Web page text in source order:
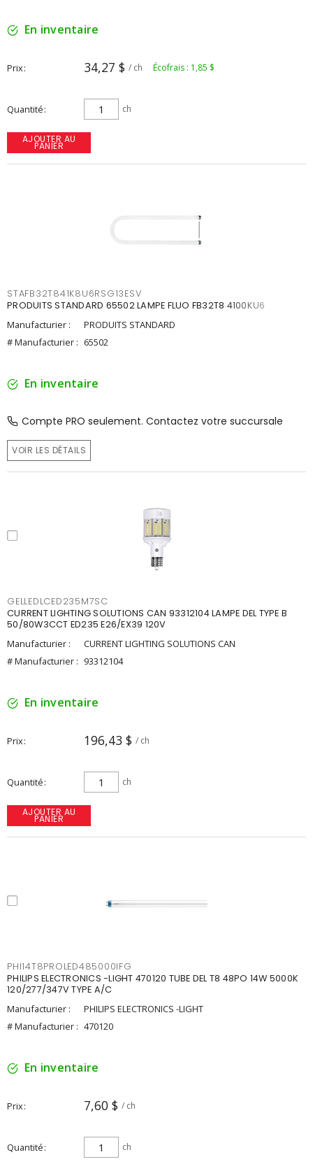
En inventaire
Prix 34,27 $ / ch Écofrais : 1,85 $
Quantité ch
AJOUTER AU
PANIER
STAFB32T841K8U6RSG13ESV
PRODUITS STANDARD 65502 LAMPE FLUO FB32T8 4100KU6
Manufacturier :
PRODUITS STANDARD
# Manufacturier : 65502
En inventaire
Compte PRO seulement. Contactez votre succursale
VOIR LES DÉTAILS
GELLEDLCED235M7SC
CURRENT LIGHTING SOLUTIONS CAN 93312104 LAMPE DEL TYPE B
50/80W3CCT ED235 E26/EX39 120V
Manufacturier :
CURRENT LIGHTING SOLUTIONS CAN
# Manufacturier : 93312104
En inventaire
Prix 196,43 $ / ch
Quantité ch
AJOUTER AU
PANIER
PHI14T8PROLED485000IFG
PHILIPS ELECTRONICS -LIGHT 470120 TUBE DEL T8 48PO 14W 5000K
120/277/347V TYPE A/C
Manufacturier :
PHILIPS ELECTRONICS -LIGHT
# Manufacturier : 470120
En inventaire
Prix 7,60 $ / ch
Quantité ch